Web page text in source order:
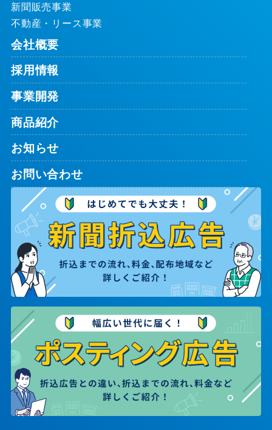
新聞販売事業
不動産・リース事業
会社概要
採用情報
事業開発
商品紹介
お知らせ
お問い合わせ